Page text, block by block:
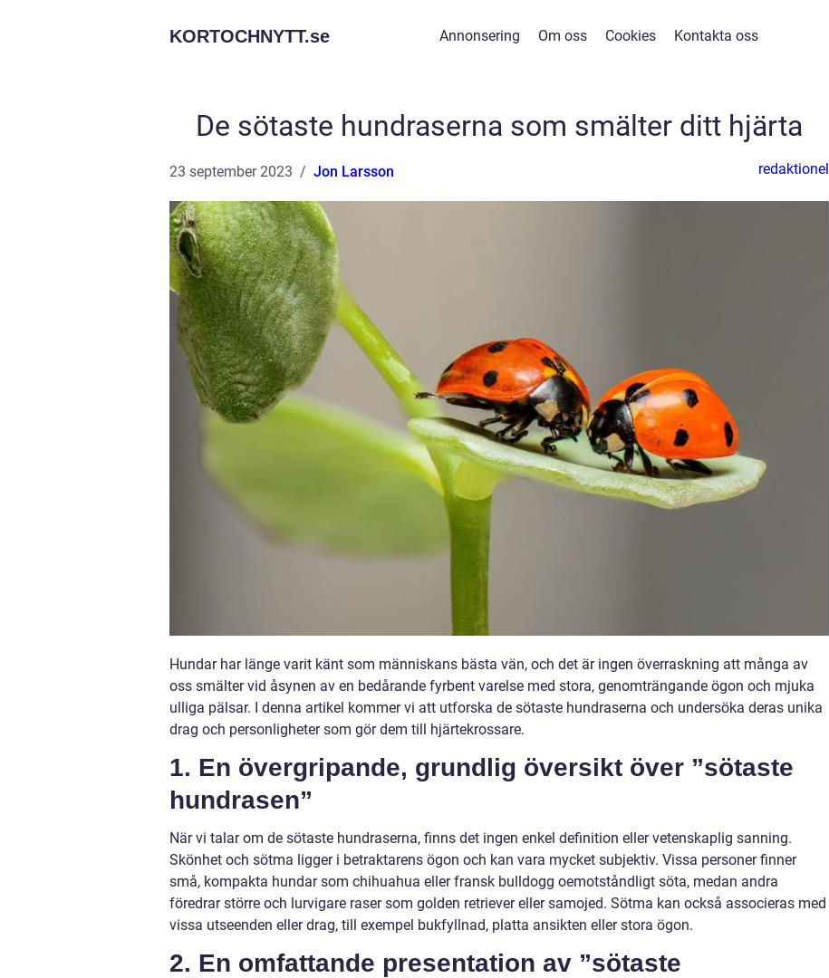
KORTOCHNYTT.se Annonsering Om oss Cookies Kontakta oss
De sötaste hundraserna som smälter ditt hjärta
23 september 2023 Jon Larsson redaktionel
Hundar har länge varit känt som människans bästa vän, och det är ingen överraskning att många av
oss smälter vid åsynen av en bedårande fyrbent varelse med stora, genomträngande ögon och mjuka
ulliga pälsar. I denna artikel kommer vi att utforska de sötaste hundraserna och undersöka deras unika
drag och personligheter som gör dem till hjärtekrossare.
1. En övergripande, grundlig översikt över ”sötaste
hundrasen”
När vi talar om de sötaste hundraserna, finns det ingen enkel definition eller vetenskaplig sanning.
Skönhet och sötma ligger i betraktarens ögon och kan vara mycket subjektiv. Vissa personer finner
små, kompakta hundar som chihuahua eller fransk bulldogg oemotståndligt söta, medan andra
föredrar större och lurvigare raser som golden retriever eller samojed. Sötma kan också associeras med
vissa utseenden eller drag, till exempel bukfyllnad, platta ansikten eller stora ögon.
2. En omfattande presentation av ”sötaste